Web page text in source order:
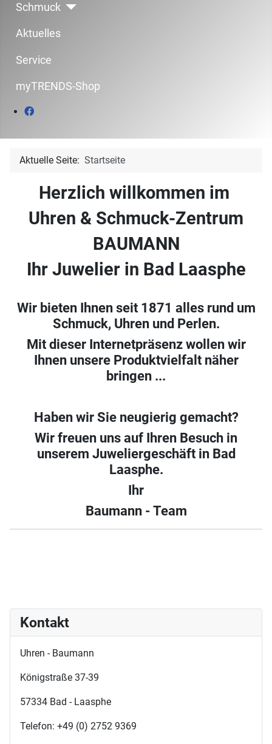
Schmuck
Aktuelles
Service
myTRENDS-Shop
Aktuelle Seite: Startseite
Herzlich willkommen im
Uhren & Schmuck-Zentrum
BAUMANN
Ihr Juwelier in Bad Laasphe
Wir bieten Ihnen seit 1871 alles rund um
Schmuck, Uhren und Perlen.
Mit dieser Internetpräsenz wollen wir
Ihnen unsere Produktvielfalt näher
bringen ...
Haben wir Sie neugierig gemacht?
Wir freuen uns auf Ihren Besuch in
unserem Juweliergeschäft in Bad
Laasphe.
Ihr
Baumann - Team
Kontakt
Uhren - Baumann
Königstraße 37-39
57334 Bad - Laasphe
Telefon: +49 (0) 2752 9369